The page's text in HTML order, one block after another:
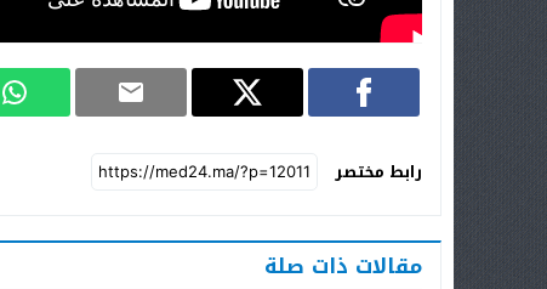
رابط مختصر
مقالات ذات صلة